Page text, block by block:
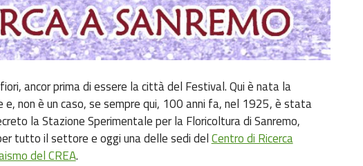
ancor prima di essere la città del Festival. Qui è nata la
non è un caso, se sempre qui, 100 anni fa, nel 1925, è stata
la Stazione Sperimentale per la Floricoltura di Sanremo,
tutto il settore e oggi una delle sedi delCentro di Ricerca
del CREA.